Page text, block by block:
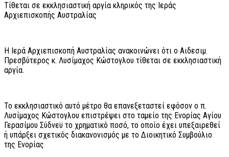
Τίθεται σε εκκλησιαστική αργία κληρικός της Ιεράς
Αρχιεπισκοπής Αυστραλίας
Η Ιερά Αρχιεπισκοπή Αυστραλίας ανακοινώνει ότι ο Αιδεσιμ.
Πρεσβύτερος κ. Λυσίμαχος Κώστογλου τίθεται σε εκκλησιαστική
αργία.
Το εκκλησιαστικό αυτό μέτρο θα επανεξεταστεί εφόσον ο π.
Λυσίμαχος Κώστογλου επιστρέψει στο ταμείο της Ενορίας Αγίου
Γερασίμου Σύδνεϋ το χρηματικό ποσό, το οποίο έχει υπεξαιρεθεί
ή υπάρξει σχετικός διακανονισμός με το Διοικητικό Συμβούλιο
της Ενορίας